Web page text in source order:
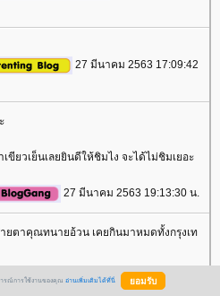
27 มีนาคม 2563 17:09:42
ยวเย็นเลยยินดีให้ชิมไง จะได้ไม่ชิมเยอะ
27 มีนาคม 2563 19:13:30 น.
ยตาคุณทนายอ้วน เคยกินมาหมดทั้งกรุงเท
ร่อยๆเยอะเลยนะครับ ว่าจะไปเก็บที่เที่ยว
ารณ์การใช้งานของคุณ อ่านเพิ่มเติมได้ที่นี่